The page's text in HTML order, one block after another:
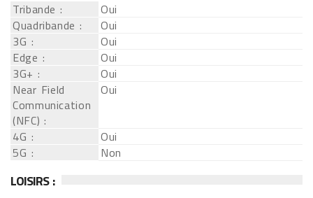
Tribande :
Oui
Quadribande :
Oui
3G :
Oui
Edge :
Oui
3G+ :
Oui
Near Field
Communication
(NFC) :
Oui
4G :
Oui
5G :
Non
LOISIRS :